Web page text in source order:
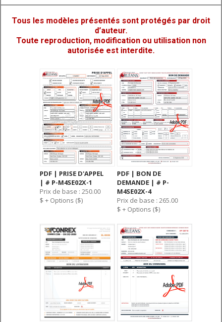
Tous les modèles présentés sont protégés par droit
d’auteur.
Toute reproduction, modification ou utilisation non
autorisée est interdite.
PDF | PRISE D'APPEL
| # P-M4SE02X-1
Prix de base : 250.00
$ + Options ($)
PDF | BON DE
DEMANDE | # P-
M4SE02X-4
Prix de base : 265.00
$ + Options ($)